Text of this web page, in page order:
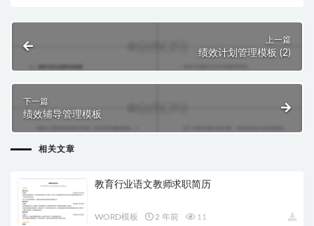
上一篇
绩效计划管理模板 (2)
下一篇
绩效辅导管理模板
相关文章
教育行业语文教师求职简历
WORD模板 2 年前 11